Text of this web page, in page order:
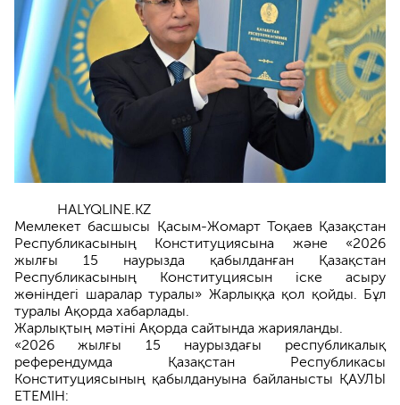
HALYQLINE.KZ
Мемлекет басшысы Қасым-Жомарт Тоқаев Қазақстан
Республикасының Конституциясына және «2026
жылғы 15 наурызда қабылданған Қазақстан
Республикасының Конституциясын іске асыру
жөніндегі шаралар туралы» Жарлыққа қол қойды. Бұл
туралы Ақорда хабарлады.
Жарлықтың мәтіні Ақорда сайтында жарияланды.
«2026 жылғы 15 наурыздағы республикалық
референдумда Қазақстан Республикасы
Конституциясының қабылдануына байланысты ҚАУЛЫ
ЕТЕМІН: